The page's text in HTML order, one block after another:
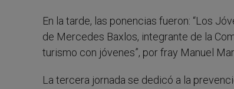
En la tarde, las ponencias fueron: “Los
de Mercedes Baxlos, integrante de la
turismo con jóvenes”, por fray Manuel
La tercera jornada se dedicó a la